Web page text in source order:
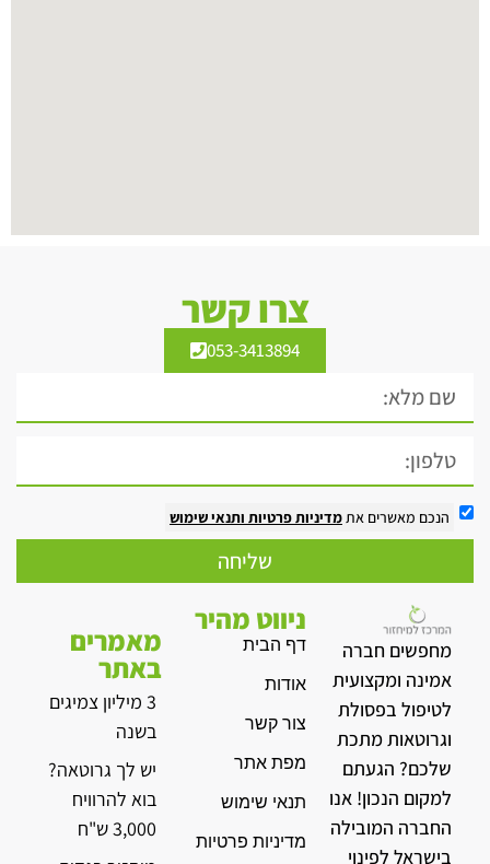
צרו קשר
053-3413894
הנכם מאשרים אתמדיניות פרטיות ותנאי שימוש
שליחה
מחפשים חברה
אמינה ומקצועית
לטיפול בפסולת
וגרוטאות מתכת
שלכם? הגעתם
למקום הנכון! אנו
החברה המובילה
בישראל לפינוי
ניווט מהיר
דף הבית
אודות
צור קשר
מפת אתר
תנאי שימוש
מדיניות פרטיות
מאמרים
באתר
3 מיליון צמיגים
בשנה
יש לך גרוטאה?
בוא להרוויח
3,000 ש"ח